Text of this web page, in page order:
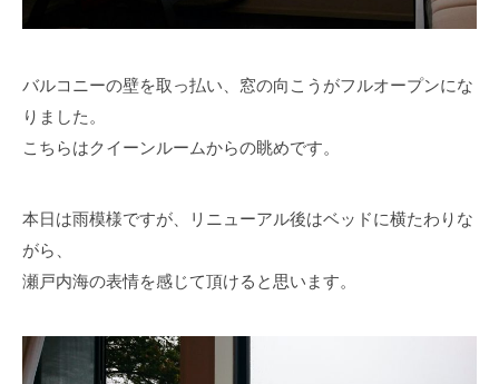
バルコニーの壁を取っ払い、窓の向こうがフルオープンにな
りました。
こちらはクイーンルームからの眺めです。
本日は雨模様ですが、リニューアル後はベッドに横たわりな
がら、
瀬戸内海の表情を感じて頂けると思います。